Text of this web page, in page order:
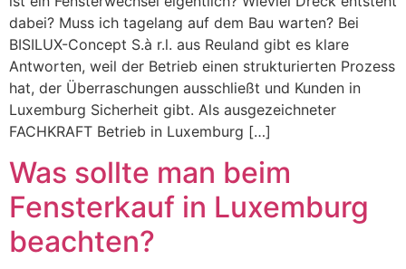
dabei? Muss ich tagelang auf dem Bau warten? Bei
BISILUX-Concept S.à r.l. aus Reuland gibt es klare
Antworten, weil der Betrieb einen strukturierten Prozess
hat, der Überraschungen ausschließt und Kunden in
Luxemburg Sicherheit gibt. Als ausgezeichneter
FACHKRAFT Betrieb in Luxemburg […]
Was sollte man beim
Fensterkauf in Luxemburg
beachten?